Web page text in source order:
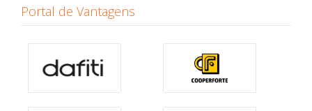
Portal de Vantagens